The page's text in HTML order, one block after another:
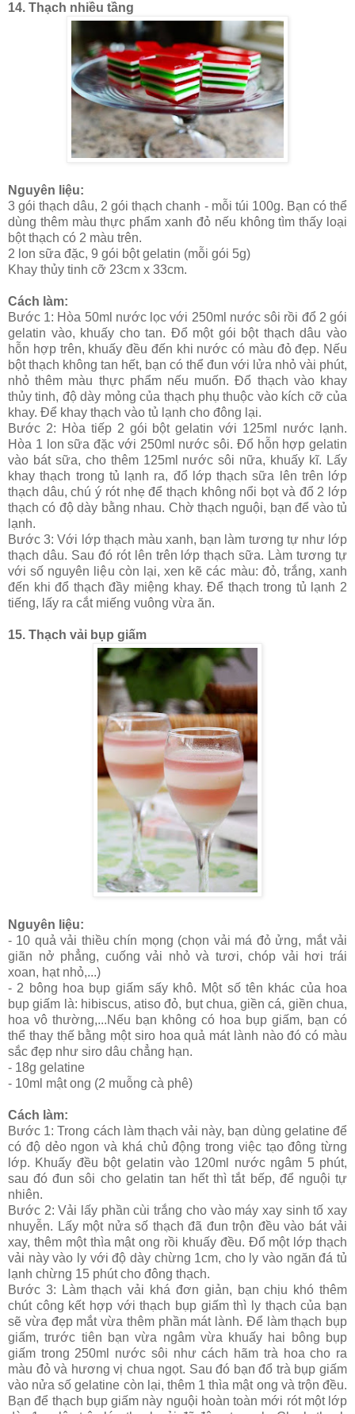
14. Thạch nhiều tầng
Nguyên liệu:
3 gói thạch dâu, 2 gói thạch chanh - mỗi túi 100g. Bạn có thể
dùng thêm màu thực phẩm xanh đỏ nếu không tìm thấy loại
bột thạch có 2 màu trên.
2 lon sữa đặc, 9 gói bột gelatin (mỗi gói 5g)
Khay thủy tinh cỡ 23cm x 33cm.
Cách làm:
Bước 1: Hòa 50ml nước lọc với 250ml nước sôi rồi đổ 2 gói
gelatin vào, khuấy cho tan. Đổ một gói bột thạch dâu vào
hỗn hợp trên, khuấy đều đến khi nước có màu đỏ đẹp. Nếu
bột thạch không tan hết, bạn có thể đun với lửa nhỏ vài phút,
nhỏ thêm màu thực phẩm nếu muốn. Đổ thạch vào khay
thủy tinh, độ dày mỏng của thạch phụ thuộc vào kích cỡ của
khay. Để khay thạch vào tủ lạnh cho đông lại.
Bước 2: Hòa tiếp 2 gói bột gelatin với 125ml nước lạnh.
Hòa 1 lon sữa đặc với 250ml nước sôi. Đổ hỗn hợp gelatin
vào bát sữa, cho thêm 125ml nước sôi nữa, khuấy kĩ. Lấy
khay thạch trong tủ lạnh ra, đổ lớp thạch sữa lên trên lớp
thạch dâu, chú ý rót nhẹ để thạch không nổi bọt và đổ 2 lớp
thạch có độ dày bằng nhau. Chờ thạch nguội, bạn để vào tủ
lạnh.
Bước 3: Với lớp thạch màu xanh, bạn làm tương tự như lớp
thạch dâu. Sau đó rót lên trên lớp thạch sữa. Làm tương tự
với số nguyên liệu còn lại, xen kẽ các màu: đỏ, trắng, xanh
đến khi đổ thạch đầy miệng khay. Để thạch trong tủ lạnh 2
tiếng, lấy ra cắt miếng vuông vừa ăn.
15. Thạch vải bụp giấm
Nguyên liệu:
- 10 quả vải thiều chín mọng (chọn vải má đỏ ửng, mắt vải
giãn nở phẳng, cuống vải nhỏ và tươi, chóp vải hơi trái
xoan, hạt nhỏ,...)
- 2 bông hoa bụp giấm sấy khô. Một số tên khác của hoa
bụp giấm là: hibiscus, atiso đỏ, bụt chua, giền cá, giền chua,
hoa vô thường,...Nếu bạn không có hoa bụp giấm, bạn có
thể thay thế bằng một siro hoa quả mát lành nào đó có màu
sắc đẹp như siro dâu chẳng hạn.
- 18g gelatine
- 10ml mật ong (2 muỗng cà phê)
Cách làm:
Bước 1: Trong cách làm thạch vải này, bạn dùng gelatine để
có độ dẻo ngon và khá chủ động trong việc tạo đông từng
lớp. Khuấy đều bột gelatin vào 120ml nước ngâm 5 phút,
sau đó đun sôi cho gelatin tan hết thì tắt bếp, để nguội tự
nhiên.
Bước 2: Vải lấy phần cùi trắng cho vào máy xay sinh tố xay
nhuyễn. Lấy một nửa số thạch đã đun trộn đều vào bát vải
xay, thêm một thìa mật ong rồi khuấy đều. Đổ một lớp thạch
vải này vào ly với độ dày chừng 1cm, cho ly vào ngăn đá tủ
lạnh chừng 15 phút cho đông thạch.
Bước 3: Làm thạch vải khá đơn giản, bạn chịu khó thêm
chút công kết hợp với thạch bụp giấm thì ly thạch của bạn
sẽ vừa đẹp mắt vừa thêm phần mát lành. Để làm thạch bụp
giấm, trước tiên bạn vừa ngâm vừa khuấy hai bông bụp
giấm trong 250ml nước sôi như cách hãm trà hoa cho ra
màu đỏ và hương vị chua ngọt. Sau đó bạn đổ trà bụp giấm
vào nửa số gelatine còn lại, thêm 1 thìa mật ong và trộn đều.
Bạn để thạch bụp giấm này nguội hoàn toàn mới rót một lớp